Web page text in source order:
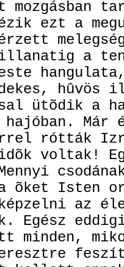
ezt a
a
hûvös
ütõdik a
Már
rótták
voltak!
Isten
az
Egész
minden,